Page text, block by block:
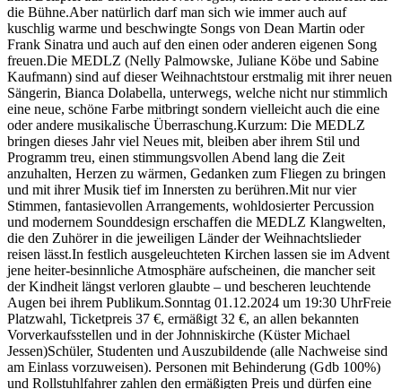
die Bühne.Aber natürlich darf man sich wie immer auch auf
kuschlig warme und beschwingte Songs von Dean Martin oder
Frank Sinatra und auch auf den einen oder anderen eigenen Song
freuen.Die MEDLZ (Nelly Palmowske, Juliane Köbe und Sabine
Kaufmann) sind auf dieser Weihnachtstour erstmalig mit ihrer neuen
Sängerin, Bianca Dolabella, unterwegs, welche nicht nur stimmlich
eine neue, schöne Farbe mitbringt sondern vielleicht auch die eine
oder andere musikalische Überraschung.Kurzum: Die MEDLZ
bringen dieses Jahr viel Neues mit, bleiben aber ihrem Stil und
Programm treu, einen stimmungsvollen Abend lang die Zeit
anzuhalten, Herzen zu wärmen, Gedanken zum Fliegen zu bringen
und mit ihrer Musik tief im Innersten zu berühren.Mit nur vier
Stimmen, fantasievollen Arrangements, wohldosierter Percussion
und modernem Sounddesign erschaffen die MEDLZ Klangwelten,
die den Zuhörer in die jeweiligen Länder der Weihnachtslieder
reisen lässt.In festlich ausgeleuchteten Kirchen lassen sie im Advent
jene heiter-besinnliche Atmosphäre aufscheinen, die mancher seit
der Kindheit längst verloren glaubte – und bescheren leuchtende
Augen bei ihrem Publikum.Sonntag 01.12.2024 um 19:30 UhrFreie
Platzwahl, Ticketpreis 37 €, ermäßigt 32 €, an allen bekannten
Vorverkaufsstellen und in der Johnniskirche (Küster Michael
Jessen)Schüler, Studenten und Auszubildende (alle Nachweise sind
am Einlass vorzuweisen). Personen mit Behinderung (Gdb 100%)
und Rollstuhlfahrer zahlen den ermäßigten Preis und dürfen eine